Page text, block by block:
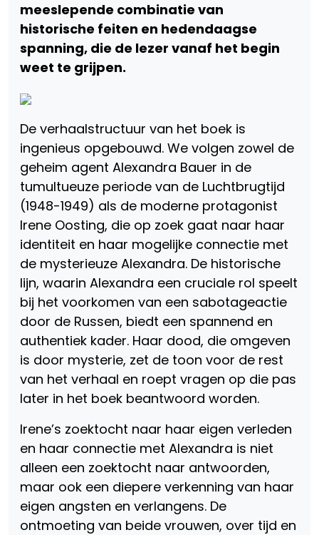
meeslepende combinatie van
historische feiten en hedendaagse
spanning, die de lezer vanaf het begin
weet te grijpen.
De verhaalstructuur van het boek is
ingenieus opgebouwd. We volgen zowel de
geheim agent Alexandra Bauer in de
tumultueuze periode van de Luchtbrugtijd
(1948-1949) als de moderne protagonist
Irene Oosting, die op zoek gaat naar haar
identiteit en haar mogelijke connectie met
de mysterieuze Alexandra. De historische
lijn, waarin Alexandra een cruciale rol speelt
bij het voorkomen van een sabotageactie
door de Russen, biedt een spannend en
authentiek kader. Haar dood, die omgeven
is door mysterie, zet de toon voor de rest
van het verhaal en roept vragen op die pas
later in het boek beantwoord worden.
Irene’s zoektocht naar haar eigen verleden
en haar connectie met Alexandra is niet
alleen een zoektocht naar antwoorden,
maar ook een diepere verkenning van haar
eigen angsten en verlangens. De
ontmoeting van beide vrouwen, over tijd en